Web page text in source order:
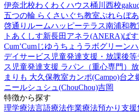
伊奈北校わくわくハウス桶川西校
五つの輪 らくさいぐち教室ぷれらぼ
啓通りルームハッピーテラス南浦和教
トあくしす新長田 アネラ(ANERA)ぱ
Cum’Cumじゆうちょうラボグリーン
デイサービス 児童発達支援・放課後
ス 児童発達支援 ラパン（重心専門）
まりも 大久保教室カンポ(Campo)台之
ニールシュシュ(ChouChou)吉岡
特徴から探す
理学療法言語療法作業療法預かり支援